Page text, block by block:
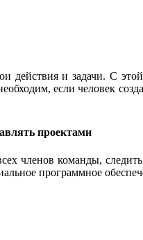
действия и задачи. С
если человек
проектами
членов команды,
программное